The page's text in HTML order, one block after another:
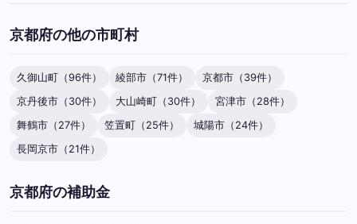
京都府の他の市町村
久御山町（96件） 綾部市（71件）
京都市（39件）
京丹後市（30件）
大山崎町（30件）
宮津市（28件）
舞鶴市（27件）
笠置町（25件）
城陽市（24件）
長岡京市（21件）
京都府の補助金